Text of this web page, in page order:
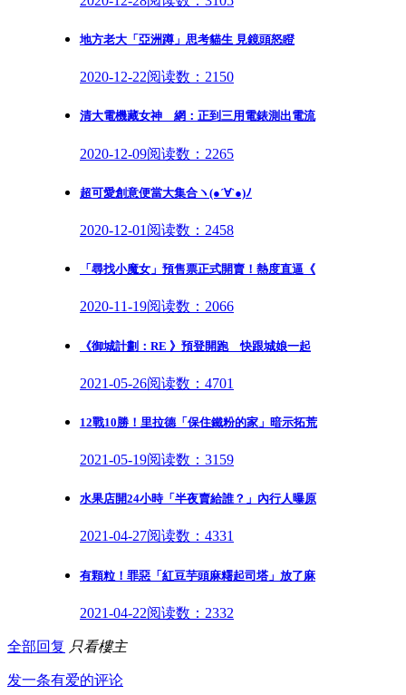
地方老大「亞洲蹲」思考貓生 見鏡頭怒瞪
2020-12-22阅读数：2150
清大電機藏女神 網：正到三用電錶測出電流
2020-12-09阅读数：2265
超可愛創意便當大集合ヽ(●´∀`●)ﾉ
2020-12-01 阅读数：2458
「尋找小魔女」預售票正式開賣！熱度直逼《
2020-11-19阅读数：2066
《御城計劃：RE 》預登開跑 快跟城娘一起
2021-05-26阅读数：4701
12戰10勝！里拉德「保住鐵粉的家」暗示拓荒
2021-05-19阅读数：3159
水果店開24小時「半夜賣給誰？」內行人曝原
2021-04-27阅读数：4331
有顆粒！罪惡「紅豆芋頭麻糬起司塔」放了麻
2021-04-22阅读数：2332
全部回复 只看樓主
发一条有爱的评论